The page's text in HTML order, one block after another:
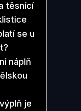
těsnící
se u
náplň
je